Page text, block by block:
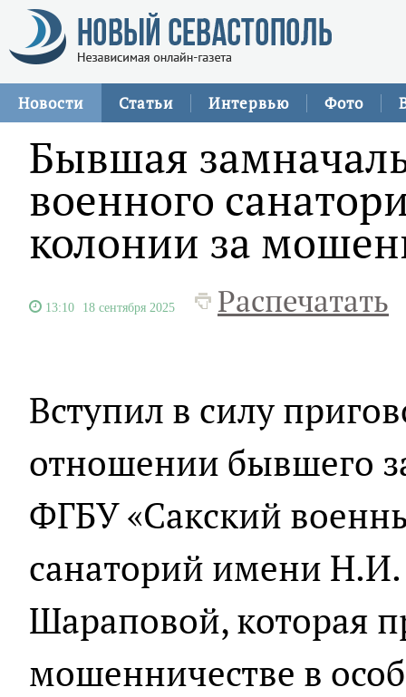
Новости Статьи Интервью Фото
Бывшая
военного
колонии за
13:10 18 сентября 2025 Распечатать
Вступил в силу
отношении бывшего
ФГБУ «Сакский
санаторий имени
Шараповой, которая
мошенничестве в